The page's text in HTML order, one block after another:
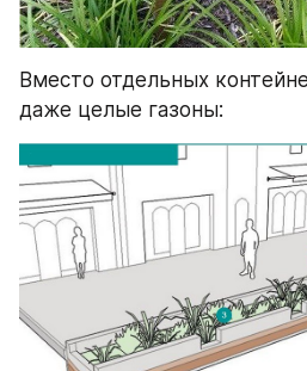
Вместо отдельных
даже целые газоны: